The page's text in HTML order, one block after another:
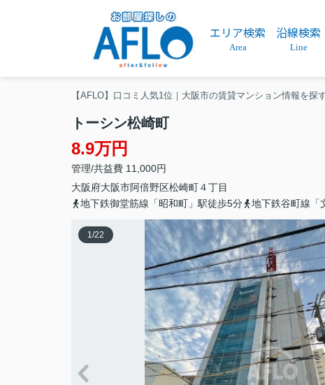
エリア検索
Area
沿線検索
Line
【AFLO】口コミ人気1位｜大阪市の賃貸マンション情報を探
トーシン松崎町
8.9万円
管理/共益費 11,000円
大阪府大阪市阿倍野区松崎町４丁目
地下鉄御堂筋線「昭和町」駅徒歩5分
地下鉄谷町線「
1/22